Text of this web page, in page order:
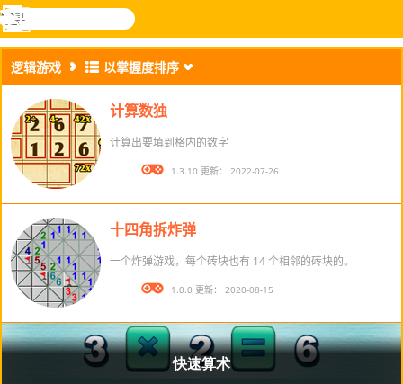
乐和游
搜
寻
登入
功
能
逻辑游戏 以掌握度排序
计算数独
计算出要填到格内的数字
版本： 1.3.10 更新： 2022-07-26
十四角拆炸弹
一个炸弹游戏，每个砖块也有 14 个相邻的砖块的。
版本： 1.0.0 更新： 2020-08-15